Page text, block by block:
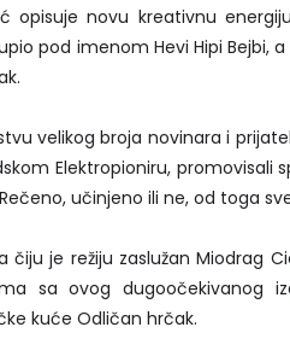
opisuje novu kreativnu
pod imenom Hevi Hipi Bejbi,
velikog broja novinara i
Elektropioniru, promovisali
učinjeno ili ne, od toga
je režiju zaslužan Miodrag
sa ovog dugoočekivanog
kuće Odličan hrčak.